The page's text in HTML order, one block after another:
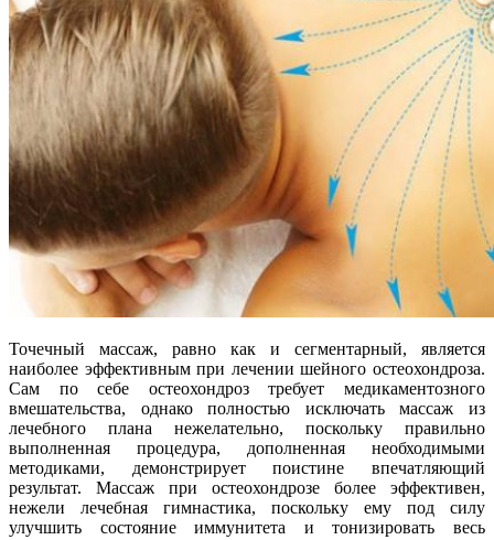
Точечный массаж, равно как и сегментарный, является
наиболее эффективным при лечении шейного остеохондроза.
Сам по себе остеохондроз требует медикаментозного
вмешательства, однако полностью исключать массаж из
лечебного плана нежелательно, поскольку правильно
выполненная процедура, дополненная необходимыми
методиками, демонстрирует поистине впечатляющий
результат. Массаж при остеохондрозе более эффективен,
нежели лечебная гимнастика, поскольку ему под силу
улучшить состояние иммунитета и тонизировать весь